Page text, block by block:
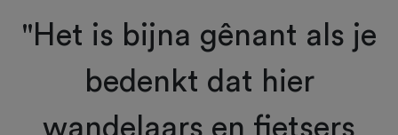
"Het is bijna gênant als je
bedenkt dat hier
wandelaars en fietsers